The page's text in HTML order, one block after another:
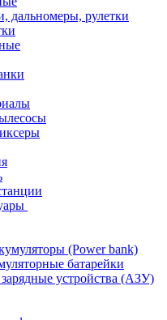
дальномеры, рулетки
(Power bank)
батарейки
устройства (АЗУ)